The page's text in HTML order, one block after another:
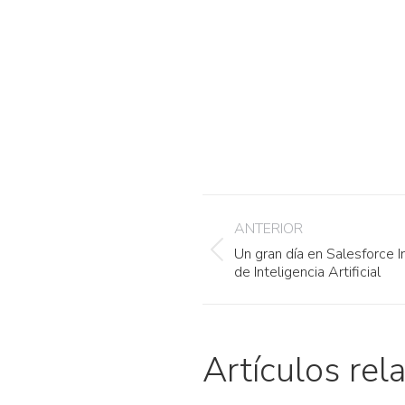
Navegación
entre
ANTERIOR
Publicación
anterior:
Un gran día en Salesforce
de Inteligencia Artificial
Artículos